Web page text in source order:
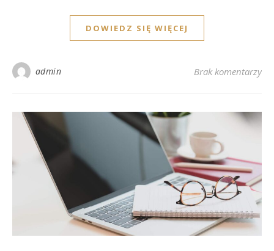
DOWIEDZ SIĘ WIĘCEJ
admin Brak komentarzy